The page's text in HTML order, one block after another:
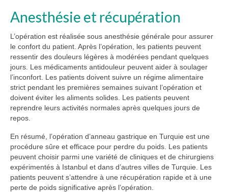
Anesthésie et récupération
L’opération est réalisée sous anesthésie générale pour assurer
le confort du patient. Après l’opération, les patients peuvent
ressentir des douleurs légères à modérées pendant quelques
jours. Les médicaments antidouleur peuvent aider à soulager
l’inconfort. Les patients doivent suivre un régime alimentaire
strict pendant les premières semaines suivant l’opération et
doivent éviter les aliments solides. Les patients peuvent
reprendre leurs activités normales après quelques jours de
repos.
En résumé, l’opération d’anneau gastrique en Turquie est une
procédure sûre et efficace pour perdre du poids. Les patients
peuvent choisir parmi une variété de cliniques et de chirurgiens
expérimentés à Istanbul et dans d’autres villes de Turquie. Les
patients peuvent s’attendre à une récupération rapide et à une
perte de poids significative après l’opération.